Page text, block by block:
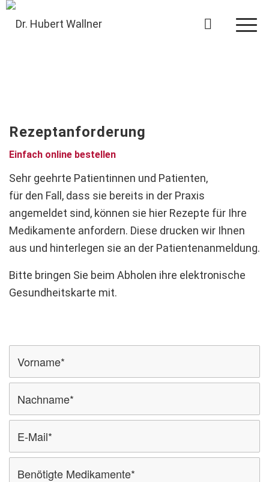
Rezeptanforderung
Einfach online bestellen
Sehr geehrte Patientinnen und Patienten,
für den Fall, dass sie bereits in der Praxis
angemeldet sind, können sie hier Rezepte für Ihre
Medikamente anfordern. Diese drucken wir Ihnen
aus und hinterlegen sie an der Patientenanmeldung.
Bitte bringen Sie beim Abholen ihre elektronische
Gesundheitskarte mit.